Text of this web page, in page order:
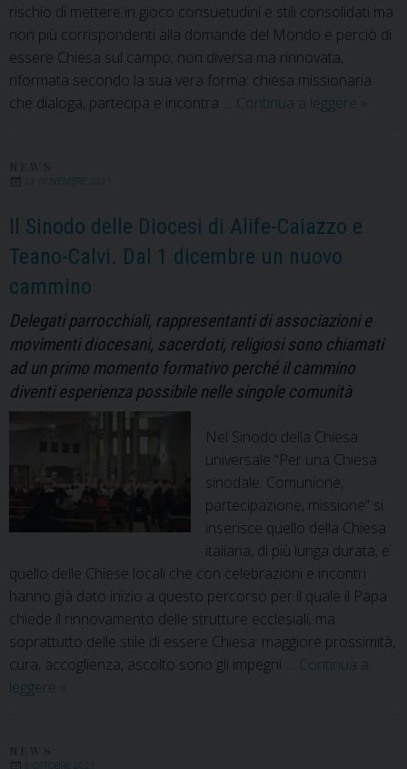
rischio di mettere in gioco consuetudini e stili consolidati ma
non più corrispondenti alla domande del Mondo e perciò di
essere Chiesa sul campo, non diversa ma rinnovata,
riformata secondo la sua vera forma: chiesa missionaria
che dialoga, partecipa e incontra … Continua a leggere Nella
di
Alife-
»
27 NOVEMBRE 2021
Il Sinodo delle Diocesi di Alife-Caiazzo e
Teano-Calvi. Dal 1 dicembre un nuovo
cammino
Delegati parrocchiali, rappresentanti di associazioni e
movimenti diocesani, sacerdoti, religiosi sono chiamati
ad un primo momento formativo perché il cammino
diventi esperienza possibile nelle singole comunità
Nel Sinodo della Chiesa
universale “Per una Chiesa
sinodale. Comunione,
partecipazione, missione” si
inserisce quello della Chiesa
italiana, di più lunga durata, e
quello delle Chiese locali che con celebrazioni e incontri
hanno già dato inizio a questo percorso per il quale il Papa
chiede il rinnovamento delle strutture ecclesiali, ma
soprattutto delle stile di essere Chiesa: maggiore prossimità,
cura, accoglienza, ascolto sono gli impegni … Continua a
leggere Il»
9 OTTOBRE 2021